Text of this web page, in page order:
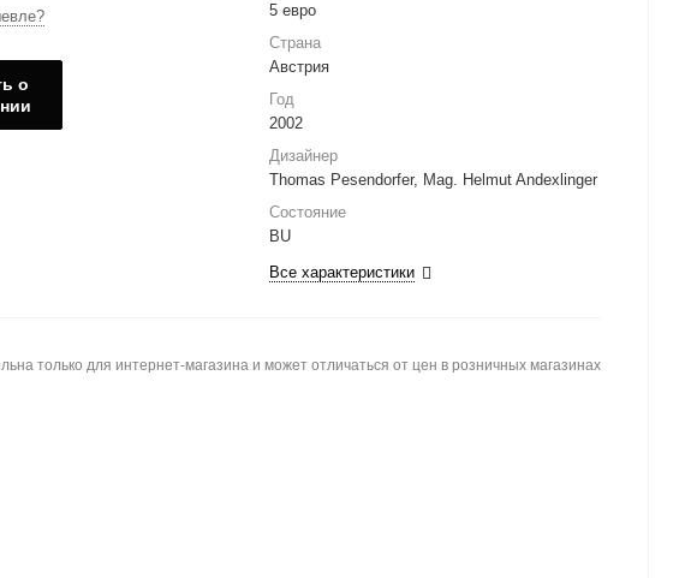
о
5 евро
Страна
Австрия
Год
2002
Дизайнер
Thomas Pesendorfer, Mag. Helmut Andexlinger
Состояние
BU
Все характеристики
только для интернет-магазина и может отличаться от цен в розничных магазинах